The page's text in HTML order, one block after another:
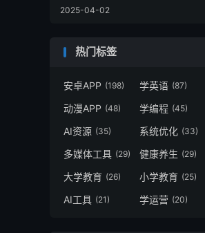
2025-04-02
热门标签
安卓APP (198) 学英语 (87)
动漫APP (48) 学编程 (45)
AI资源 (35) 系统优化 (33)
多媒体工具 (29) 健康养生 (29)
大学教育 (26) 小学教育 (25)
AI工具 (21) 学运营 (20)